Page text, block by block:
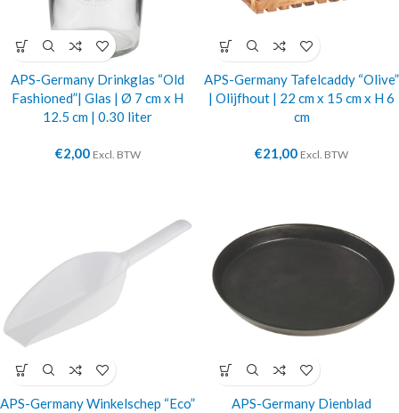
APS-Germany Drinkglas “Old
Fashioned”| Glas | Ø 7 cm x H
12.5 cm | 0.30 liter
€2,00 Excl. BTW
APS-Germany Tafelcaddy “Olive”
| Olijfhout | 22 cm x 15 cm x H 6
cm
€21,00 Excl. BTW
APS-Germany Winkelschep “Eco”
APS-Germany Dienblad